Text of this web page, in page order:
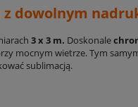
z dowolnym
3 x 3 m. Doskonale
mocnym wietrze. Tym
sublimacją.